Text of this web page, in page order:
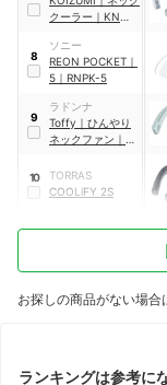
クーラー ｜ KNC-
8
ソニー
REON POCKET ｜
5 ｜ RNPK-5
9
ラドンナ
Toffy ｜ ひんやり
ネックファン ｜
10
TORRAS
COOLiFY 2S
お探しの商品がない場合
ランキングは参考に